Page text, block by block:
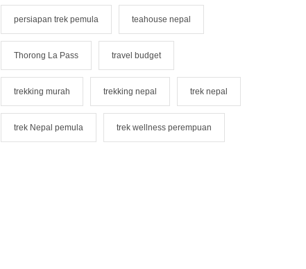
persiapan trek pemula teahouse nepal
Thorong La Pass travel budget
trekking murah trekking nepal trek nepal
trek Nepal pemula trek wellness perempuan